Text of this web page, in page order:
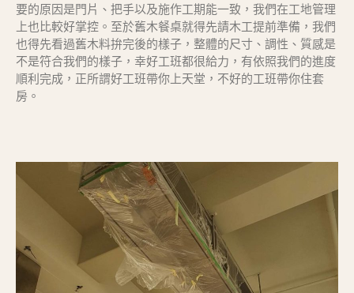
要的原因是門片、把手以及施作工期能一致，我們在工地管理
上也比較好掌控。至於舊木餐桌就得先請木工提前準備，我們
也得先看過舊木料拚完後的樣子，整體的尺寸、調性、質感是
不是符合我們的樣子，幸好工班都很給力，有依照我們的進度
順利完成，正所謂好工班帶你上天堂，不好的工班帶你住套
房。